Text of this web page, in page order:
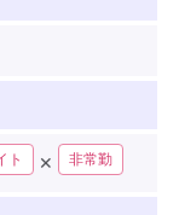
ト ✕ 非常勤